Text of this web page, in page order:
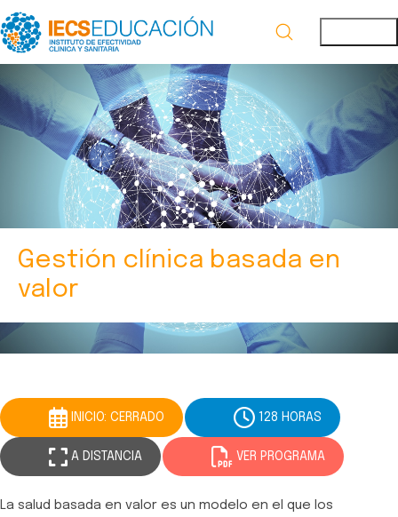
Gestión clínica basada en
valor
INICIO: CERRADO 128 HORAS
A DISTANCIA VER PROGRAMA
La salud basada en valor es un modelo en el que los